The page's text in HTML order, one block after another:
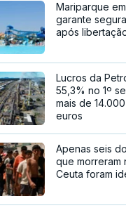
Mariparque
garante
após
Lucros da
55,3% no 1º
mais de
euros
Apenas seis
que morreram
Ceuta foram